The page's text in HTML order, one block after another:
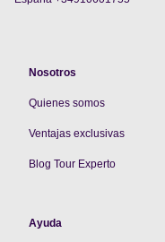
Nosotros
Quienes somos
Ventajas exclusivas
Blog Tour Experto
Ayuda